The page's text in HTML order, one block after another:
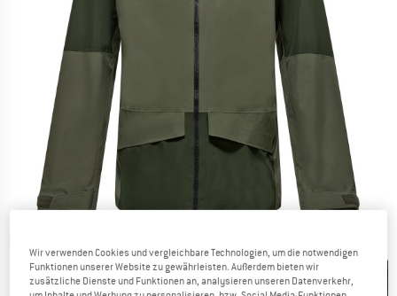
Wir verwenden Cookies und vergleichbare Technologien, um die notwendigen
Funktionen unserer Website zu gewährleisten. Außerdem bieten wir
zusätzliche Dienste und Funktionen an, analysieren unseren Datenverkehr,